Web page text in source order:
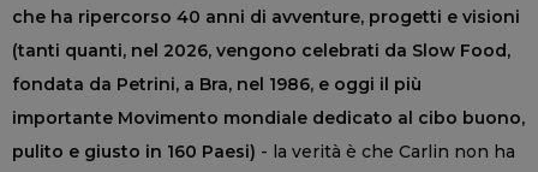
che ha ripercorso 40 anni di avventure, progetti e visioni
(tanti quanti, nel 2026, vengono celebrati da Slow Food,
fondata da Petrini, a Bra, nel 1986, e oggi il più
importante Movimento mondiale dedicato al cibo buono,
pulito e giusto in 160 Paesi) - la verità è che Carlin non ha